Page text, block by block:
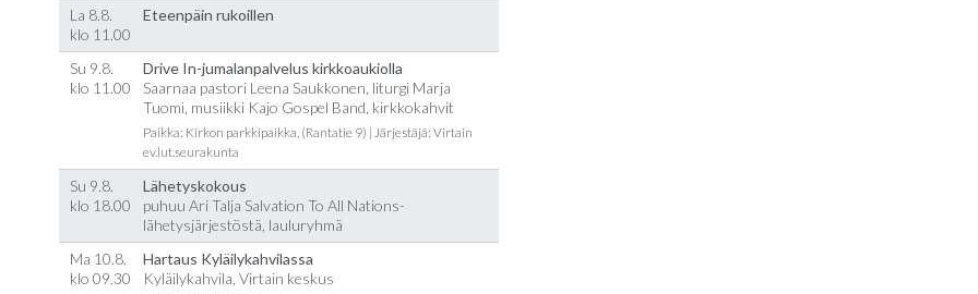
La 8.8.
klo 11.00
Eteenpäin rukoillen
Su 9.8.
klo 11.00
Drive In-jumalanpalvelus kirkkoaukiolla
Saarnaa pastori Leena Saukkonen, liturgi Marja
Tuomi, musiikki Kajo Gospel Band, kirkkokahvit
Paikka: Kirkon parkkipaikka, (Rantatie 9) | Järjestäjä: Virtain
ev.lut.seurakunta
Su 9.8.
klo 18.00
Lähetyskokous
puhuu Ari Talja Salvation To All Nations-
lähetysjärjestöstä, lauluryhmä
Ma 10.8.
klo 09.30
Hartaus Kyläilykahvilassa
Kyläilykahvila, Virtain keskus